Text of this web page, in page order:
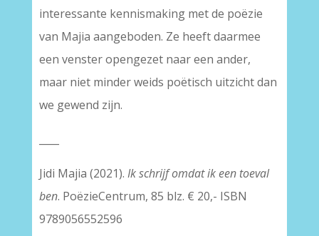
interessante kennismaking met de poëzie
van Majia aangeboden. Ze heeft daarmee
een venster opengezet naar een ander,
maar niet minder weids poëtisch uitzicht dan
we gewend zijn.
Jidi Majia (2021). Ik schrijf omdat ik een toeval
ben. PoëzieCentrum, 85 blz. € 20,- ISBN
9789056552596